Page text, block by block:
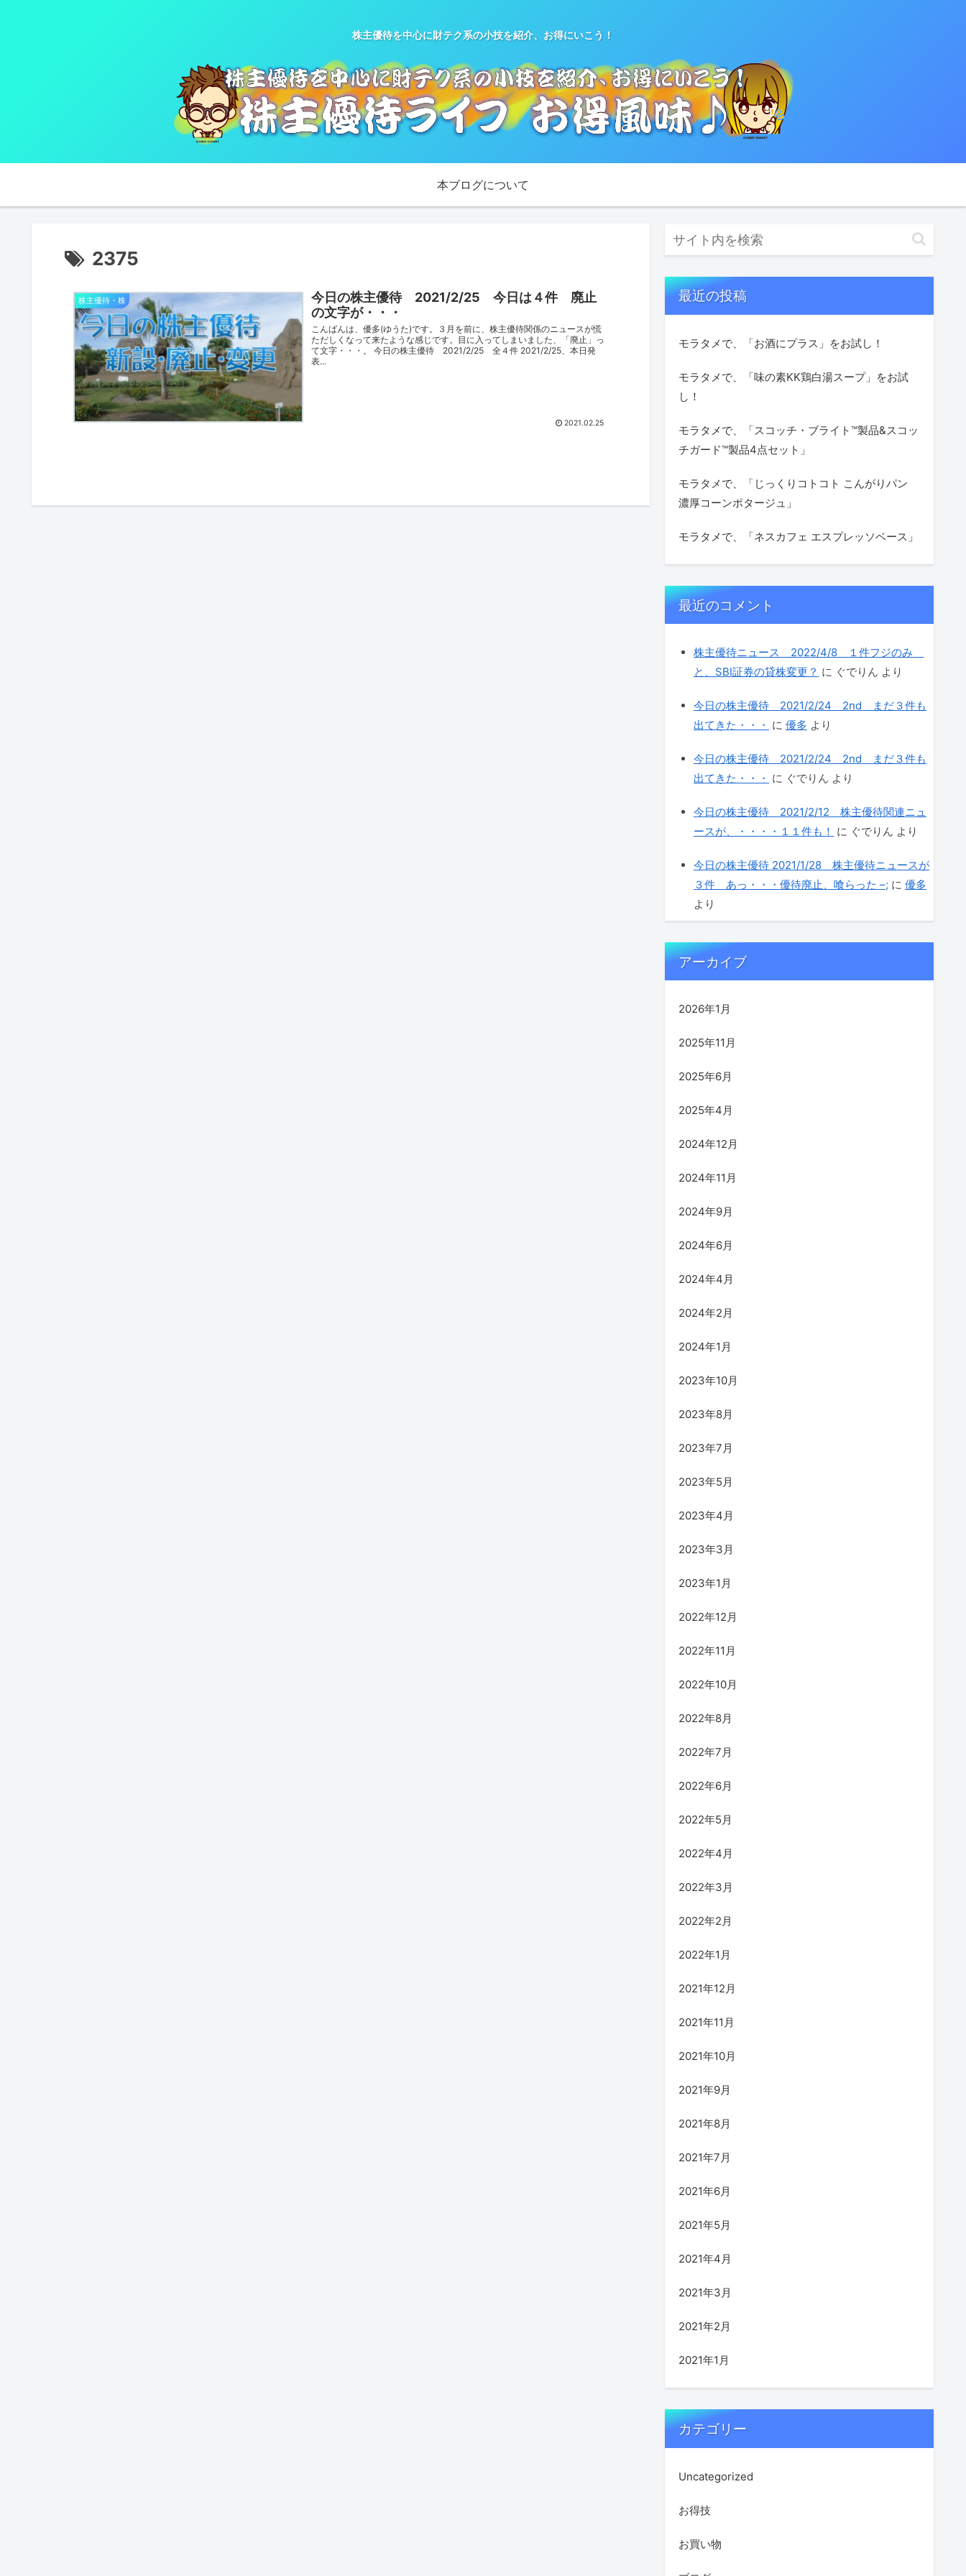
株主優待を中心に財テク系の小技を紹介、お得にいこう！
本ブログについて
2375
株主優待・株
今日の株主優待 2021/2/25 今日は４件 廃止
の文字が・・・
こんばんは、優多(ゆうた)です。３月を前に、株主優待関係のニュースが慌
ただしくなって来たような感じです。目に入ってしまいました、「廃止」っ
て文字・・・。 今日の株主優待 2021/2/25 全４件 2021/2/25、本日発
表...
2021.02.25
最近の投稿
モラタメで、「お酒にプラス」をお試し！
モラタメで、「味の素KK鶏白湯スープ」をお試
し！
モラタメで、「スコッチ・ブライト™製品&スコッ
チガード™製品4点セット」
モラタメで、「じっくりコトコト こんがりパン
濃厚コーンポタージュ」
モラタメで、「ネスカフェ エスプレッソベース」
最近のコメント
株主優待ニュース 2022/4/8 １件フジのみ
と、SBI証券の貸株変更？ に ぐでりん より
今日の株主優待 2021/2/24 2nd まだ３件も
出てきた・・・ に 優多 より
今日の株主優待 2021/2/24 2nd まだ３件も
出てきた・・・ に ぐでりん より
今日の株主優待 2021/2/12 株主優待関連ニュ
ースが、・・・・１１件も！ に ぐでりん より
今日の株主優待 2021/1/28 株主優待ニュースが
３件 あっ・・・優待廃止、喰らった –; に 優多
より
アーカイブ
2026年1月
2025年11月
2025年6月
2025年4月
2024年12月
2024年11月
2024年9月
2024年6月
2024年4月
2024年2月
2024年1月
2023年10月
2023年8月
2023年7月
2023年5月
2023年4月
2023年3月
2023年1月
2022年12月
2022年11月
2022年10月
2022年8月
2022年7月
2022年6月
2022年5月
2022年4月
2022年3月
2022年2月
2022年1月
2021年12月
2021年11月
2021年10月
2021年9月
2021年8月
2021年7月
2021年6月
2021年5月
2021年4月
2021年3月
2021年2月
2021年1月
カテゴリー
Uncategorized
お得技
お買い物